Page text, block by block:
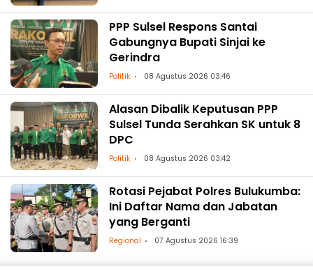
PPP Sulsel Respons Santai
Gabungnya Bupati Sinjai ke
Gerindra
Politik 08 Agustus 2026 03:46
Alasan Dibalik Keputusan PPP
Sulsel Tunda Serahkan SK untuk 8
DPC
Politik 08 Agustus 2026 03:42
Rotasi Pejabat Polres Bulukumba:
Ini Daftar Nama dan Jabatan
yang Berganti
Regional 07 Agustus 2026 16:39